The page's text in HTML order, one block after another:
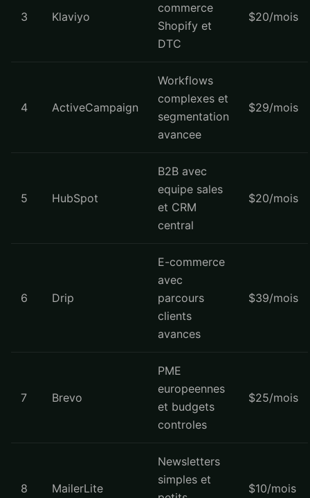
3 Klaviyo
commerce
Shopify et
DTC
$20/mois
4 ActiveCampaign
Workflows
complexes et
segmentation
avancee
$29/mois
5 HubSpot
B2B avec
equipe sales
et CRM
central
$20/mois
6 Drip
E-commerce
avec
parcours
clients
avances
$39/mois
7 Brevo
PME
europeennes
et budgets
controles
$25/mois
8 MailerLite
Newsletters
simples et
$10/mois